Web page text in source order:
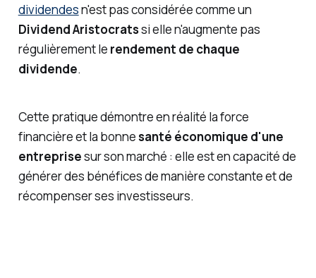
dividendesn'est pas considérée comme un
Dividend Aristocratssi elle n'augmente pas
régulièrement le rendement de chaque
dividende.
Cette pratique démontre en réalité la force
financière et la bonnesanté économique d'une
entreprisesur son marché : elle est en capacité de
générer des bénéfices de manière constante et de
récompenser ses investisseurs.